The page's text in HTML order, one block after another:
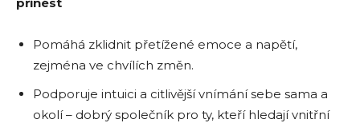
Pomáhá zklidnit přetížené emoce a napětí,
zejména ve chvílích změn.
Podporuje intuici a citlivější vnímání sebe sama a
okolí – dobrý společník pro ty, kteří hledají vnitřní